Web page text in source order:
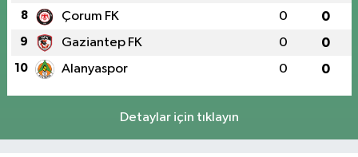
8 Çorum FK 0 0
9 Gaziantep FK 0 0
10 Alanyaspor 0 0
Detaylar için tıklayın